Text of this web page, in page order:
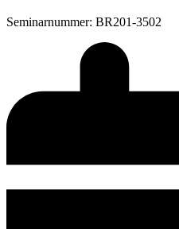
Seminarnummer: BR201-3502